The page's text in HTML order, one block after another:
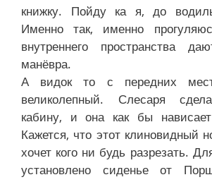
книжку. Пойду ка я, до
Именно так, именно
внутреннего пространства
манёвра.
А видок то с передних мест
великолепный. Слесаря
кабину, и она как бы
Кажется, что этот клиновидный
хочет кого ни будь разрезать.
установлено сиденье от